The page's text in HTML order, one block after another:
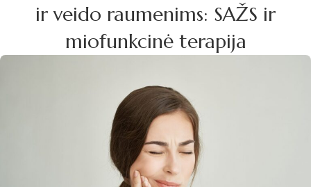
ir veido raumenims: SAŽS ir
miofunkcinė terapija